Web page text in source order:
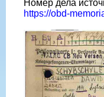
Номер дела
https://obd-